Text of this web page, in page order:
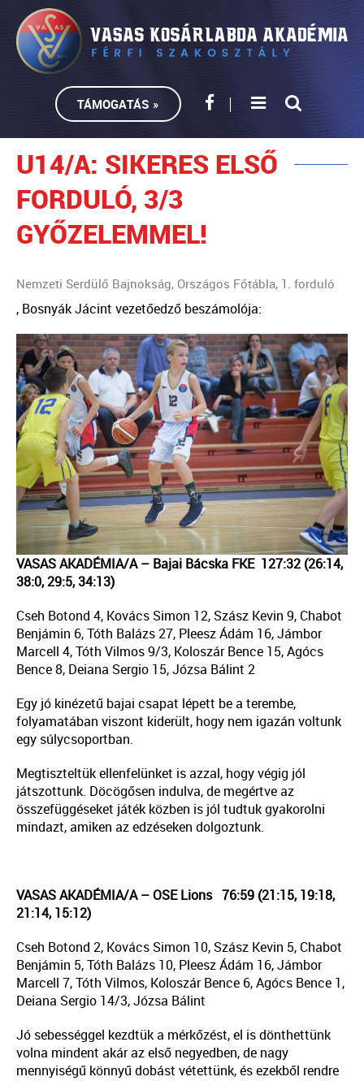
TÁMOGATÁS »
U14/A: SIKERES ELSŐ
FORDULÓ, 3/3
GYŐZELEMMEL!
Nemzeti Serdülő Bajnokság, Országos Főtábla, 1. forduló
, Bosnyák Jácint vezetőedző beszámolója:
VASAS AKADÉMIA/A – Bajai Bácska FKE 127:32 (26:14,
38:0, 29:5, 34:13)
Cseh Botond 4, Kovács Simon 12, Szász Kevin 9, Chabot
Benjámin 6, Tóth Balázs 27, Pleesz Ádám 16, Jámbor
Marcell 4, Tóth Vilmos 9/3, Koloszár Bence 15, Agócs
Bence 8, Deiana Sergio 15, Józsa Bálint 2
Egy jó kinézetű bajai csapat lépett be a terembe,
folyamatában viszont kiderült, hogy nem igazán voltunk
egy súlycsoportban.
Megtiszteltük ellenfelünket is azzal, hogy végig jól
játszottunk. Döcögősen indulva, de megértve az
összefüggéseket játék közben is jól tudtuk gyakorolni
mindazt, amiken az edzéseken dolgoztunk.
VASAS AKADÉMIA/A – OSE Lions 76:59 (21:15, 19:18,
21:14, 15:12)
Cseh Botond 2, Kovács Simon 10, Szász Kevin 5, Chabot
Benjámin 5, Tóth Balázs 10, Pleesz Ádám 16, Jámbor
Marcell 7, Tóth Vilmos, Koloszár Bence 6, Agócs Bence 1,
Deiana Sergio 14/3, Józsa Bálint
Jó sebességgel kezdtük a mérkőzést, el is dönthettünk
volna mindent akár az első negyedben, de nagy
mennyiségű könnyű dobást vétettünk, és ezekből rendre